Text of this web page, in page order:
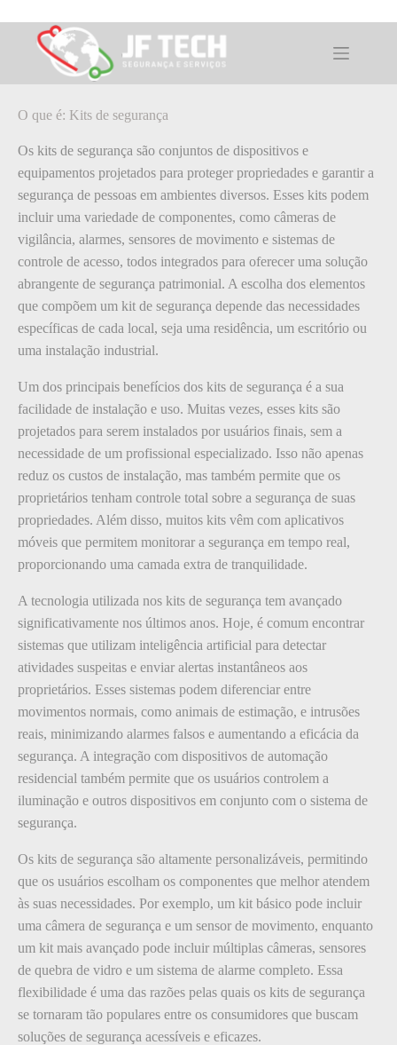
para
conteúdoO que é: Kits de segurança
O que é: Kits de segurança
Os kits de segurança são conjuntos de dispositivos e
equipamentos projetados para proteger propriedades e garantir a
segurança de pessoas em ambientes diversos. Esses kits podem
incluir uma variedade de componentes, como câmeras de
vigilância, alarmes, sensores de movimento e sistemas de
controle de acesso, todos integrados para oferecer uma solução
abrangente de segurança patrimonial. A escolha dos elementos
que compõem um kit de segurança depende das necessidades
específicas de cada local, seja uma residência, um escritório ou
uma instalação industrial.
Um dos principais benefícios dos kits de segurança é a sua
facilidade de instalação e uso. Muitas vezes, esses kits são
projetados para serem instalados por usuários finais, sem a
necessidade de um profissional especializado. Isso não apenas
reduz os custos de instalação, mas também permite que os
proprietários tenham controle total sobre a segurança de suas
propriedades. Além disso, muitos kits vêm com aplicativos
móveis que permitem monitorar a segurança em tempo real,
proporcionando uma camada extra de tranquilidade.
A tecnologia utilizada nos kits de segurança tem avançado
significativamente nos últimos anos. Hoje, é comum encontrar
sistemas que utilizam inteligência artificial para detectar
atividades suspeitas e enviar alertas instantâneos aos
proprietários. Esses sistemas podem diferenciar entre
movimentos normais, como animais de estimação, e intrusões
reais, minimizando alarmes falsos e aumentando a eficácia da
segurança. A integração com dispositivos de automação
residencial também permite que os usuários controlem a
iluminação e outros dispositivos em conjunto com o sistema de
segurança.
Os kits de segurança são altamente personalizáveis, permitindo
que os usuários escolham os componentes que melhor atendem
às suas necessidades. Por exemplo, um kit básico pode incluir
uma câmera de segurança e um sensor de movimento, enquanto
um kit mais avançado pode incluir múltiplas câmeras, sensores
de quebra de vidro e um sistema de alarme completo. Essa
flexibilidade é uma das razões pelas quais os kits de segurança
se tornaram tão populares entre os consumidores que buscam
soluções de segurança acessíveis e eficazes.